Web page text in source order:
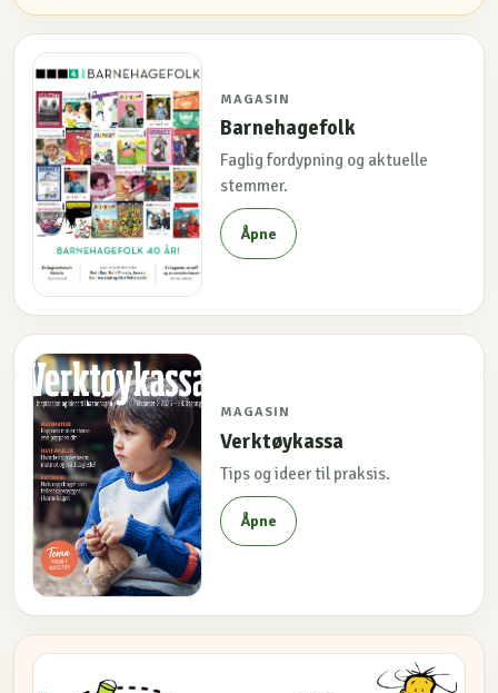
MAGASIN
Barnehagefolk
Faglig fordypning og aktuelle
stemmer.
Åpne
MAGASIN
Verktøykassa
Tips og ideer til praksis.
Åpne